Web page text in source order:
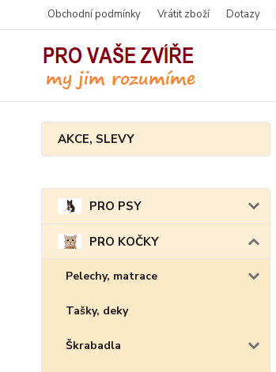
Obchodní podmínky Vrátit zboží Dotazy
AKCE, SLEVY
PRO PSY
PRO KOČKY
Pelechy, matrace
Tašky, deky
Škrabadla